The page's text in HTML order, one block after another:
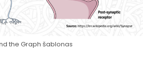
the Graph šablonas